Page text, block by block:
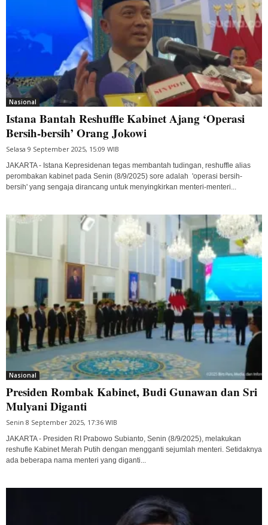
Nasional
Istana Bantah Reshuffle Kabinet Ajang ‘Operasi
Bersih-bersih’ Orang Jokowi
Selasa 9 September 2025, 15:09 WIB
JAKARTA - Istana Kepresidenan tegas membantah tudingan, reshuffle alias
perombakan kabinet pada Senin (8/9/2025) sore adalah 'operasi bersih-
bersih' yang sengaja dirancang untuk menyingkirkan menteri-menteri...
Nasional
Presiden Rombak Kabinet, Budi Gunawan dan Sri
Mulyani Diganti
Senin 8 September 2025, 17:36 WIB
JAKARTA - Presiden RI Prabowo Subianto, Senin (8/9/2025), melakukan
reshufle Kabinet Merah Putih dengan mengganti sejumlah menteri. Setidaknya
ada beberapa nama menteri yang diganti...